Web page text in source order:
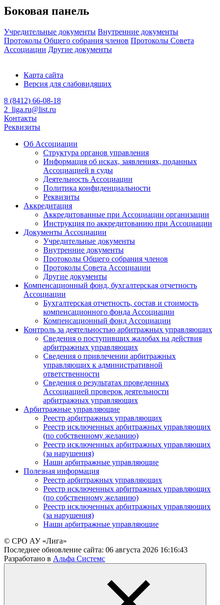
Боковая панель
Учредительные документы Внутренние документы
Протоколы Общего собрания членов Протоколы Совета
Ассоциации Другие документы
Карта сайта
Версия для слабовидящих
8 (8412) 66-08-18
2_liga.ru@list.ru
Контакты
Реквизиты
Об Ассоциации
Структура органов управления
Информация об исках, заявлениях, поданных
Ассоциацией в суды
Деятельность Ассоциации
Политика конфиденциальности
Реквизиты
Аккредитация
Аккредитованные при Ассоциации организации
Инструкция по аккредитованию при Ассоциации
Документы Ассоциации
Учредительные документы
Внутренние документы
Протоколы Общего собрания членов
Протоколы Совета Ассоциации
Другие документы
Компенсационный фонд, бухгалтерская отчетность
Ассоциации
Бухгалтерская отчетность, состав и стоимость
компенсационного фонда Ассоциации
Компенсационный фонд Ассоциации
Контроль за деятельностью арбитражных управляющих
Сведения о поступивших жалобах на действия
арбитражных управляющих
Сведения о привлечении арбитражных
управляющих к административной
ответственности
Сведения о результатах проведенных
Ассоциацией проверок деятельности
арбитражных управляющих
Арбитражные управляющие
Реестр арбитражных управляющих
Реестр исключенных арбитражных управляющих
(по собственному желанию)
Реестр исключенных арбитражных управляющих
(за нарушения)
Наши арбитражные управляющие
Полезная информация
Реестр арбитражных управляющих
Реестр исключенных арбитражных управляющих
(по собственному желанию)
Реестр исключенных арбитражных управляющих
(за нарушения)
Наши арбитражные управляющие
© СРО АУ «Лига»
Последнее обновление сайта: 06 августа 2026 16:16:43
Разработано в Альфа Системс